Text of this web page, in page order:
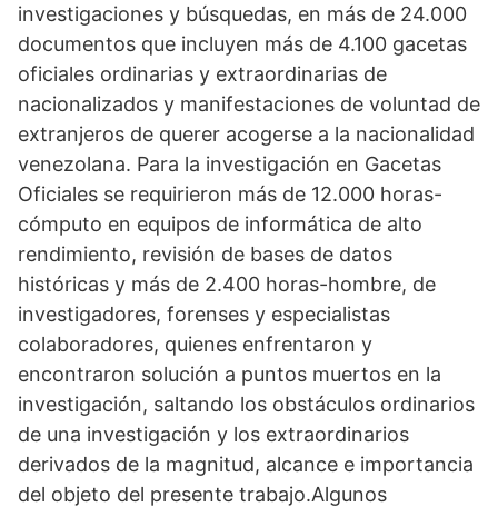
investigaciones y búsquedas, en más de 24.000
documentos que incluyen más de 4.100 gacetas
oficiales ordinarias y extraordinarias de
nacionalizados y manifestaciones de voluntad de
extranjeros de querer acogerse a la nacionalidad
venezolana. Para la investigación en Gacetas
Oficiales se requirieron más de 12.000 horas-
cómputo en equipos de informática de alto
rendimiento, revisión de bases de datos
históricas y más de 2.400 horas-hombre, de
investigadores, forenses y especialistas
colaboradores, quienes enfrentaron y
encontraron solución a puntos muertos en la
investigación, saltando los obstáculos ordinarios
de una investigación y los extraordinarios
derivados de la magnitud, alcance e importancia
del objeto del presente trabajo.Algunos